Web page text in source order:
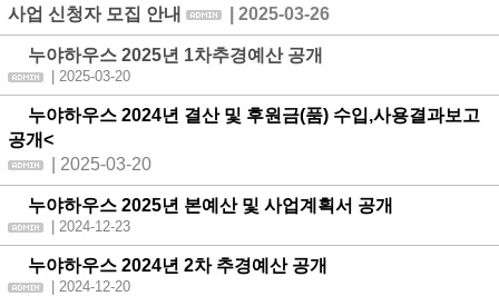
사업 신청자 모집 안내
| 2025-03-26
누야하우스 2025년 1차추경예산 공개
| 2025-03-20
누야하우스 2024년 결산 및 후원금(품) 수입,사용결과보고
공개<
| 2025-03-20
누야하우스 2025년 본예산 및 사업계획서 공개
| 2024-12-23
누야하우스 2024년 2차 추경예산 공개
| 2024-12-20